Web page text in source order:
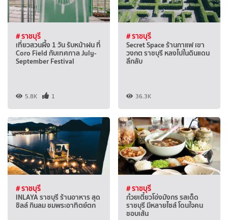
# ราชบุรี
เที่ยวสวนผึ้ง 1 วัน รับหน้าฝน ที่
Coro Field กับเทศกาล July-
September Festival
5.8K 1
# ราชบุรี
Secret Space ร้านกาแฟ เขา
วงกต ราชบุรี หลงไปในดินแดน
ลึกลับ
36.3K
# ราชบุรี
INLAYA ราชบุรี ร้านอาหาร สุด
ชิลล์ กินลม ชมพระอาทิตย์ตก
# ราชบุรี
ก๋วยเตี๋ยวโอ่งมังกร รสเด็ด
ราชบุรี มีหลายไซส์ โดนใจคน
ชอบเส้น